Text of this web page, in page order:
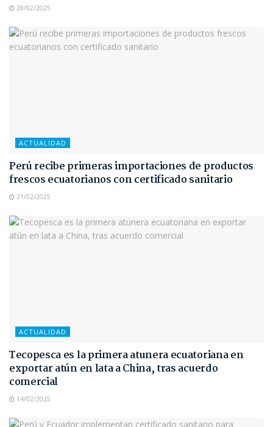
28/02/2025
ACTUALIDAD
Perú recibe primeras importaciones de productos
frescos ecuatorianos con certificado sanitario
21/02/2025
ACTUALIDAD
Tecopesca es la primera atunera ecuatoriana en
exportar atún en lata a China, tras acuerdo
comercial
14/02/2025